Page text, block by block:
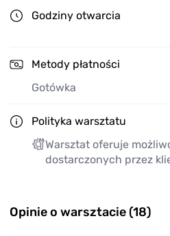
Godziny otwarcia
Metody płatności
Gotówka
Polityka warsztatu
Warsztat oferuje
dostarczonych przez
Opinie o warsztacie (18)